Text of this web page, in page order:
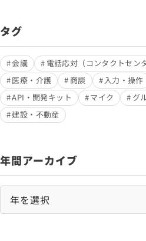
タグ
会議 電話応対（コンタクトセン
医療・介護
商談 入力・操作
API・開発キット
マイク グ
建設・不動産
年間アーカイブ